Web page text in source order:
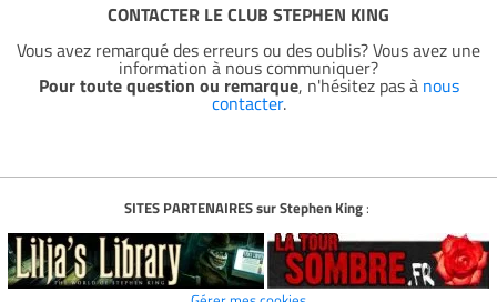
CONTACTER LE CLUB STEPHEN KING
Vous avez remarqué des erreurs ou des oublis? Vous avez une
information à nous communiquer?
Pour toute question ou remarque, n'hésitez pas à nous
contacter.
SITES PARTENAIRES sur Stephen King: